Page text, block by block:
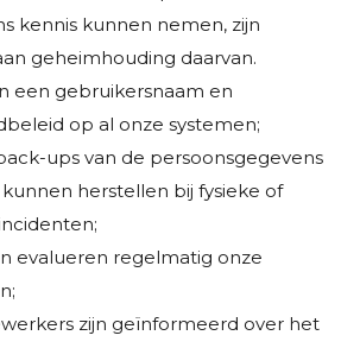
kennis kunnen nemen, zijn
geheimhouding daarvan.
een gebruikersnaam en
op al onze systemen;
ups van de persoonsgegevens
herstellen bij fysieke of
evalueren regelmatig onze
zijn geïnformeerd over het